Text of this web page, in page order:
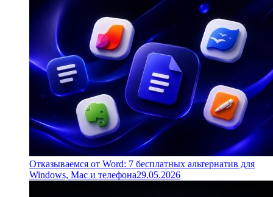
Отказываемся от Word: 7 бесплатных альтернатив для
Windows, Mac и телефона29.05.2026